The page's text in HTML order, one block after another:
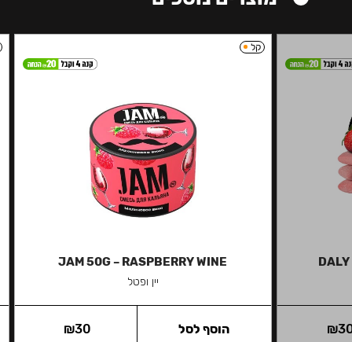
DALY
₪
קל
JAM 50G – RASPBERRY WINE
יין ופטל
₪30 הוסף לסל